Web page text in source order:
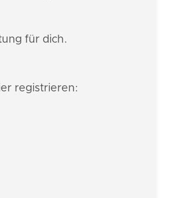
für dich.
registrieren: